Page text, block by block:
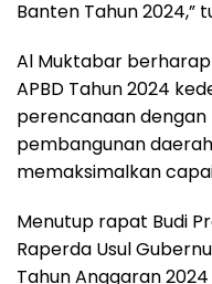
Banten Tahun 2024,”
Al Muktabar
APBD Tahun 2024
perencanaan
pembangunan
memaksimalkan
Menutup rapat Budi
Raperda Usul
Tahun Anggaran